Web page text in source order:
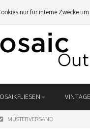
MUSTERVERSAND
nur für interne Zwecke